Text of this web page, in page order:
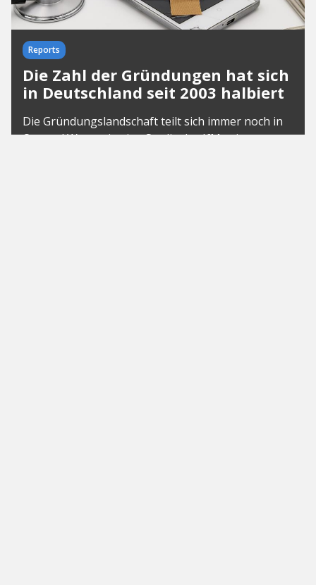
Reports
Die Zahl der Gründungen hat sich
in Deutschland seit 2003 halbiert
Die Gründungslandschaft teilt sich immer noch in
Ost und West, wie eine Studie des IfM zeigt.